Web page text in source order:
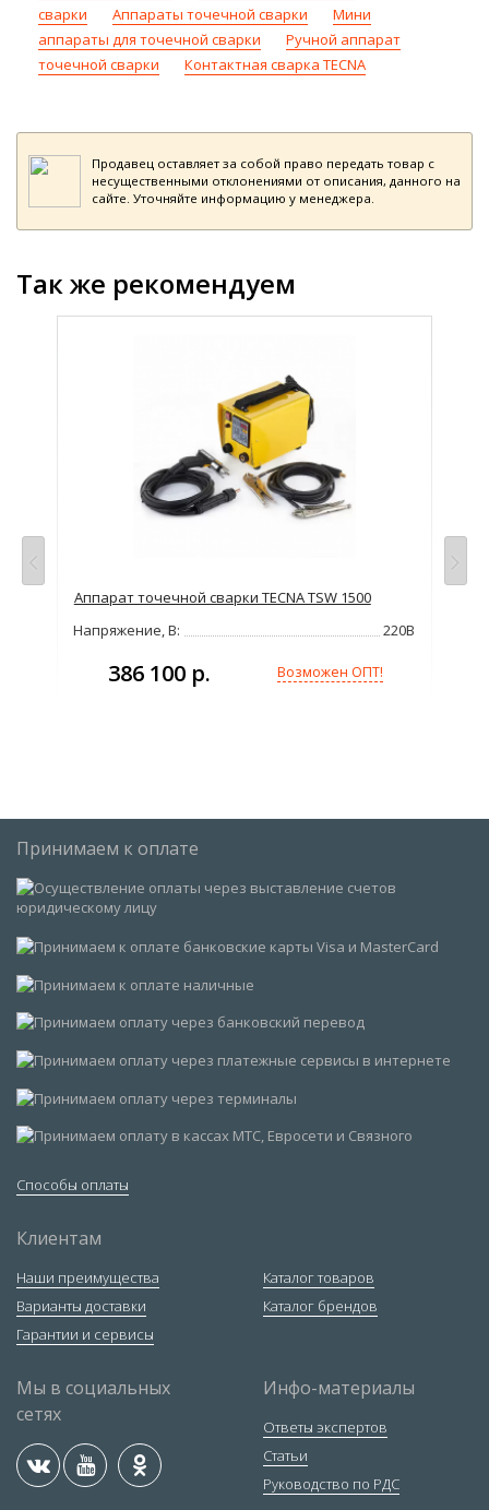
сварки
Аппараты точечной сварки
Мини
аппараты для точечной сварки
Ручной аппарат
точечной сварки
Контактная сварка TECNA
Продавец оставляет за собой право передать товар с
несущественными отклонениями от описания, данного на
сайте. Уточняйте информацию у менеджера.
Так же рекомендуем
Аппарат точечной сварки TECNA TSW 1500
Напряжение, В:
220В
386 100 р. Возможен ОПТ!
Принимаем к оплате
Способы оплаты
Клиентам
Наши преимущества
Варианты доставки
Гарантии и сервисы
Каталог товаров
Каталог брендов
Мы в социальных
сетях
Инфо-материалы
Ответы экспертов
Статьи
Руководство по РДС